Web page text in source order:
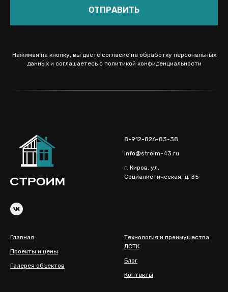
ОТПРАВИТЬ
Нажимая на кнопку, вы даете согласие на обработку персональных
данных и соглашаетесь c политикой конфиденциальности
8-912-826-83-38
info@stroim-43.ru
г. Киров, ул.
Социалистическая, д. 35
Главная
Проекты и цены
Галерея объектов
Технология и преимущества
ЛСТК
Блог
Контакты